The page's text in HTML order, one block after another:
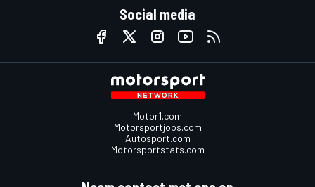
Social media
Motor1.com
Motorsportjobs.com
Autosport.com
Motorsportstats.com